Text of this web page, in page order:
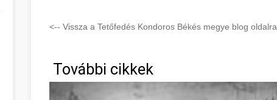
<-- Vissza a Tetőfedés Kondoros Békés megye blog
További cikkek